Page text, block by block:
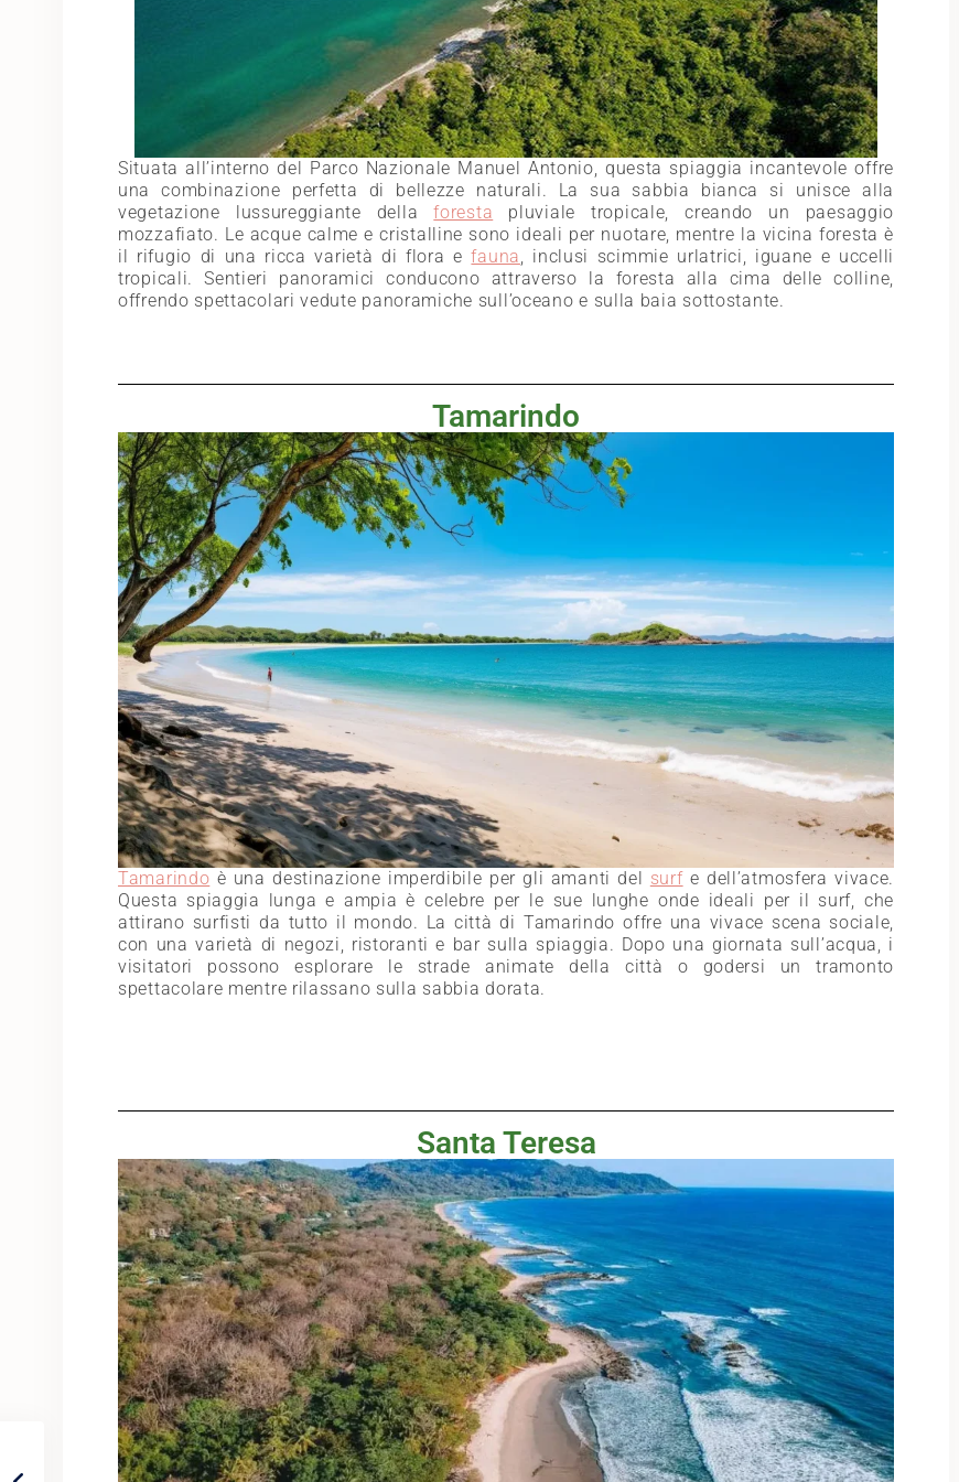
Situata all’interno del Parco Nazionale Manuel Antonio, questa spiaggia incantevole offre
una combinazione perfetta di bellezze naturali. La sua sabbia bianca si unisce alla
vegetazione lussureggiante dellaforesta pluviale tropicale, creando un paesaggio
mozzafiato. Le acque calme e cristalline sono ideali per nuotare, mentre la vicina foresta è
il rifugio di una ricca varietà di flora efauna, inclusi scimmie urlatrici, iguane e uccelli
tropicali. Sentieri panoramici conducono attraverso la foresta alla cima delle colline,
offrendo spettacolari vedute panoramiche sull’oceano e sulla baia sottostante.
Tamarindo
Tamarindo è una destinazione imperdibile per gli amanti del surfe dell’atmosfera vivace.
Questa spiaggia lunga e ampia è celebre per le sue lunghe onde ideali per il surf, che
attirano surfisti da tutto il mondo. La città di Tamarindo offre una vivace scena sociale,
con una varietà di negozi, ristoranti e bar sulla spiaggia. Dopo una giornata sull’acqua, i
visitatori possono esplorare le strade animate della città o godersi un tramonto
spettacolare mentre rilassano sulla sabbia dorata.
Santa Teresa